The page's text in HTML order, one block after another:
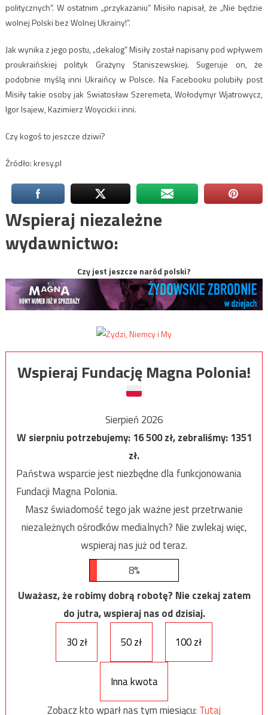
politycznych”. W ostatnim „przykazaniu” Misiło napisał, że „Nie będzie
wolnej Polski bez Wolnej Ukrainy!”.
Jak wynika z jego postu, „dekalog” Misiły został napisany pod wpływem
proukraińskiej polityk Grażyny Staniszewskiej. Sugeruje on, że
podobnie myślą inni Ukraińcy w Polsce. Na Facebooku polubiły post
Misiły takie osoby jak Swiatosław Szeremeta, Wołodymyr Wjatrowycz,
Igor Isajew, Kazimierz Woycicki i inni.
Czy kogoś to jeszcze dziwi?
Źródło: kresy.pl
Wspieraj niezależne
wydawnictwo:
Czy jest jeszcze naród polski?
Wspieraj Fundację Magna Polonia!
Sierpień 2026
W sierpniu potrzebujemy:16 500zł, zebraliśmy:1351
zł.
Państwa wsparcie jest niezbędne dla funkcjonowania
Fundacji Magna Polonia.
Masz świadomość tego jak ważne jest przetrwanie
niezależnych ośrodków medialnych? Nie zwlekaj więc,
wspieraj nas już od teraz.
8%
Uważasz, że robimy dobrą robotę? Nie czekaj zatem
do jutra, wspieraj nas od dzisiaj.
30 zł
50 zł 100 zł
Inna kwota
Zobacz kto wparł nas tym miesiącu: Tutaj